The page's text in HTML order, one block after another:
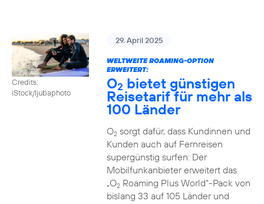
Credits:
iStock/ljubaphoto
29. April 2025
WELTWEITE ROAMING-OPTION
ERWEITERT:
O2 bietet günstigen
Reisetarif für mehr als
100 Länder
O2sorgt dafür, dass Kundinnen und
Kunden auch auf Fernreisen
supergünstig surfen: Der
Mobilfunkanbieter erweitert das
„O2Roaming Plus World“-Pack von
bislang 33 auf 105 Länder und